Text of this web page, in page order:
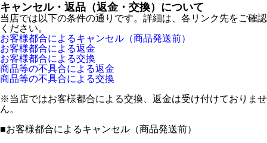
キャンセル・返品（返金・交換）について
当店では以下の条件の通りです。詳細は、各リンク先をご確認
ください。
お客様都合によるキャンセル（商品発送前）
お客様都合による返金
お客様都合による交換
商品等の不具合による返金
商品等の不具合による交換
※当店ではお客様都合による交換、返金は受け付けておりませ
ん。
■お客様都合によるキャンセル（商品発送前）